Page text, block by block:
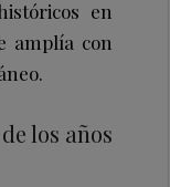
en
amplía con
los años